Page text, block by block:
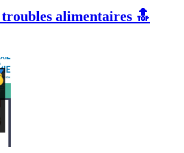
alimentaires 🔝